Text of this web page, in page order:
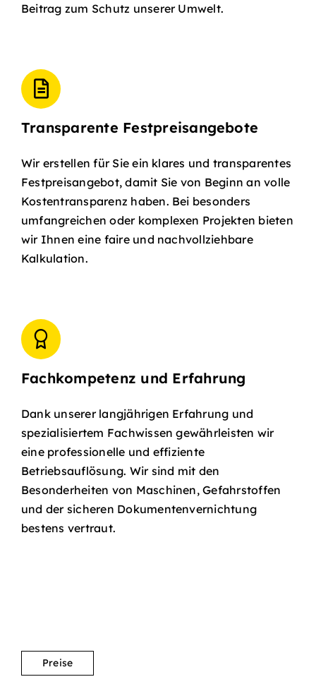
Beitrag zum Schutz unserer Umwelt.
Transparente Festpreisangebote
Wir erstellen für Sie ein klares und transparentes
Festpreisangebot, damit Sie von Beginn an volle
Kostentransparenz haben. Bei besonders
umfangreichen oder komplexen Projekten bieten
wir Ihnen eine faire und nachvollziehbare
Kalkulation.
Fachkompetenz und Erfahrung
Dank unserer langjährigen Erfahrung und
spezialisiertem Fachwissen gewährleisten wir
eine professionelle und effiziente
Betriebsauflösung. Wir sind mit den
Besonderheiten von Maschinen, Gefahrstoffen
und der sicheren Dokumentenvernichtung
bestens vertraut.
Preise